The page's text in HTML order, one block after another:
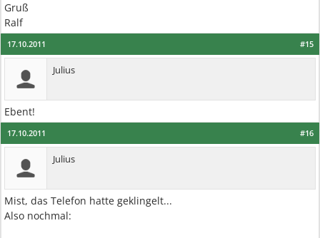
Gruß
Ralf
#15
17.10.2011
Julius
Ebent!
#16
17.10.2011
Julius
Mist, das Telefon hatte geklingelt...
Also nochmal: